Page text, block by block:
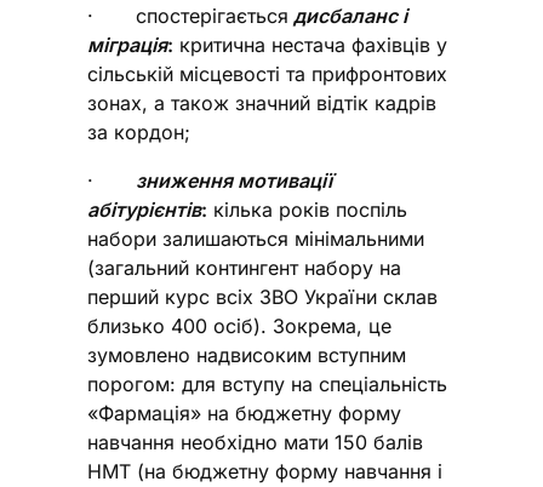
· спостерігається дисбаланс і
міграція: критична нестача фахівців у
сільській місцевості та прифронтових
зонах, а також значний відтік кадрів
за кордон;
· зниження мотивації
абітурієнтів: кілька років поспіль
набори залишаються мінімальними
(загальний контингент набору на
перший курс всіх ЗВО України склав
близько 400 осіб). Зокрема, це
зумовлено надвисоким вступним
порогом: для вступу на спеціальність
«Фармація» на бюджетну форму
навчання необхідно мати 150 балів
НМТ (на бюджетну форму навчання і